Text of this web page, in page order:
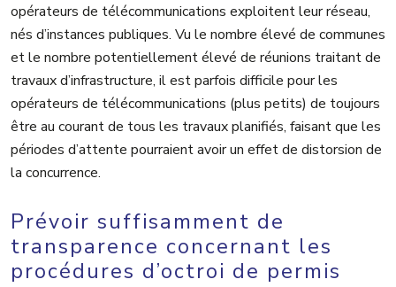
opérateurs de télécommunications exploitent leur réseau,
nés d’instances publiques. Vu le nombre élevé de communes
et le nombre potentiellement élevé de réunions traitant de
travaux d’infrastructure, il est parfois difficile pour les
opérateurs de télécommunications (plus petits) de toujours
être au courant de tous les travaux planifiés, faisant que les
périodes d’attente pourraient avoir un effet de distorsion de
la concurrence.
Prévoir suffisamment de
transparence concernant les
procédures d’octroi de permis